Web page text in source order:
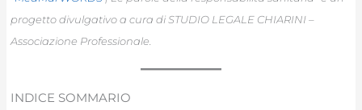
progetto divulgativo a cura di STUDIO LEGALE CHIARINI –
Associazione Professionale.
INDICE SOMMARIO